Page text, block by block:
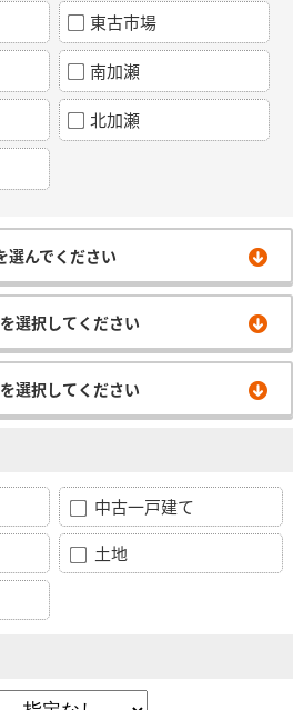
東古市場
南加瀬
北加瀬
選んでください
選択してください
選択してください
中古一戸建て
土地